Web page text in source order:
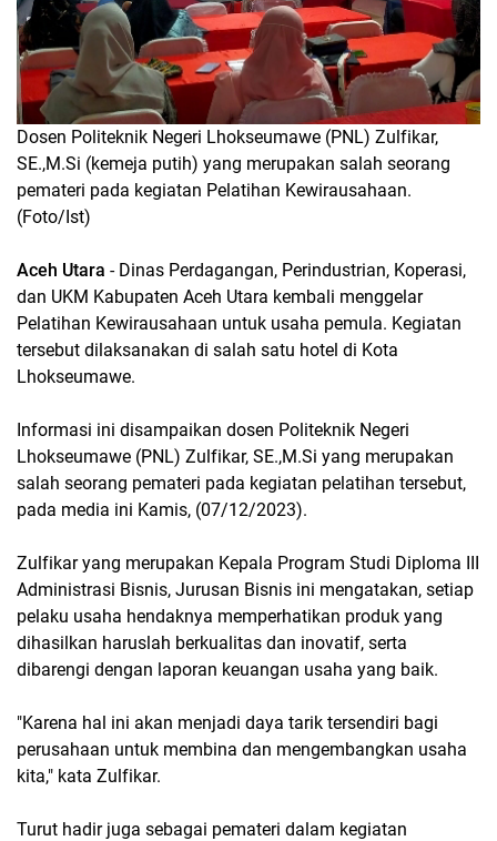
Dosen Politeknik Negeri Lhokseumawe (PNL) Zulfikar,
SE.,M.Si (kemeja putih) yang merupakan salah seorang
pemateri pada kegiatan Pelatihan Kewirausahaan.
(Foto/Ist)
Aceh Utara - Dinas Perdagangan, Perindustrian, Koperasi,
dan UKM Kabupaten Aceh Utara kembali menggelar
Pelatihan Kewirausahaan untuk usaha pemula. Kegiatan
tersebut dilaksanakan di salah satu hotel di Kota
Lhokseumawe.
Informasi ini disampaikan dosen Politeknik Negeri
Lhokseumawe (PNL) Zulfikar, SE.,M.Si yang merupakan
salah seorang pemateri pada kegiatan pelatihan tersebut,
pada media ini Kamis, (07/12/2023).
Zulfikar yang merupakan Kepala Program Studi Diploma III
Administrasi Bisnis, Jurusan Bisnis ini mengatakan, setiap
pelaku usaha hendaknya memperhatikan produk yang
dihasilkan haruslah berkualitas dan inovatif, serta
dibarengi dengan laporan keuangan usaha yang baik.
"Karena hal ini akan menjadi daya tarik tersendiri bagi
perusahaan untuk membina dan mengembangkan usaha
kita," kata Zulfikar.
Turut hadir juga sebagai pemateri dalam kegiatan